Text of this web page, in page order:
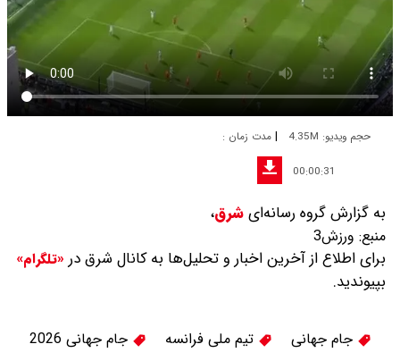
حجم ویدیو: 4.35M | مدت زمان :
00:00:31
به گزارش گروه رسانه‌ایشرق،
منبع: ورزش3
برای اطلاع از آخرین اخبار و تحلیل‌ها به کانال شرق در «تلگرام»
بپیوندید.
جام جهانی تیم ملی فرانسه
جام جهانی 2026